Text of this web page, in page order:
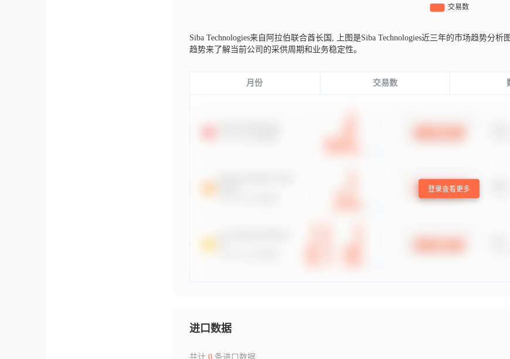
Siba Technologies来自阿拉伯联合酋长国,
上图是Siba Technologies近三年的市场趋势分
趋势来了解当前公司的采供周期和业务稳定性。
月份 交易数
登录查看更多
进口数据
共计 0条进口数据